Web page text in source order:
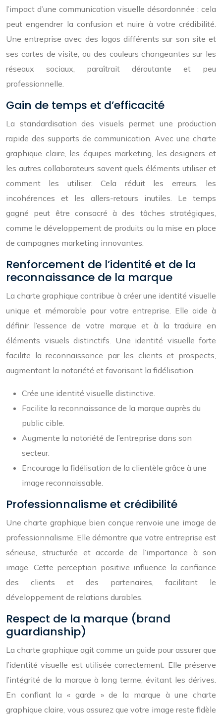
l’impact d’une communication visuelle désordonnée : cela
peut engendrer la confusion et nuire à votre crédibilité.
Une entreprise avec des logos différents sur son site et
ses cartes de visite, ou des couleurs changeantes sur les
réseaux sociaux, paraîtrait déroutante et peu
professionnelle.
Gain de temps et d’efficacité
La standardisation des visuels permet une production
rapide des supports de communication. Avec une charte
graphique claire, les équipes marketing, les designers et
les autres collaborateurs savent quels éléments utiliser et
comment les utiliser. Cela réduit les erreurs, les
incohérences et les allers-retours inutiles. Le temps
gagné peut être consacré à des tâches stratégiques,
comme le développement de produits ou la mise en place
de campagnes marketing innovantes.
Renforcement de l’identité et de la
reconnaissance de la marque
La charte graphique contribue à créer une identité visuelle
unique et mémorable pour votre entreprise. Elle aide à
définir l’essence de votre marque et à la traduire en
éléments visuels distinctifs. Une identité visuelle forte
facilite la reconnaissance par les clients et prospects,
augmentant la notoriété et favorisant la fidélisation.
Crée une identité visuelle distinctive.
Facilite la reconnaissance de la marque auprès du
public cible.
Augmente la notoriété de l’entreprise dans son
secteur.
Encourage la fidélisation de la clientèle grâce à une
image reconnaissable.
Professionnalisme et crédibilité
Une charte graphique bien conçue renvoie une image de
professionnalisme. Elle démontre que votre entreprise est
sérieuse, structurée et accorde de l’importance à son
image. Cette perception positive influence la confiance
des clients et des partenaires, facilitant le
développement de relations durables.
Respect de la marque (brand
guardianship)
La charte graphique agit comme un guide pour assurer que
l’identité visuelle est utilisée correctement. Elle préserve
l’intégrité de la marque à long terme, évitant les dérives.
En confiant la « garde » de la marque à une charte
graphique claire, vous assurez que votre image reste fidèle